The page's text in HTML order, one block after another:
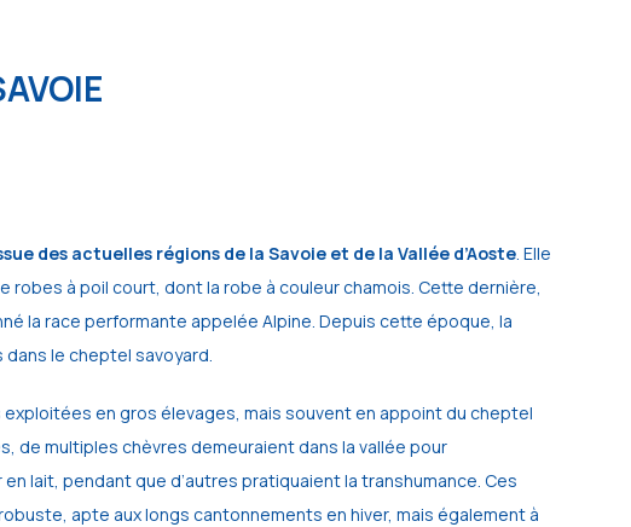
des actuelles régions de la Savoie et de la Vallée d’Aoste. Elle
robes à poil court, dont la robe à couleur chamois. Cette dernière,
la race performante appelée Alpine. Depuis cette époque, la
le cheptel savoyard.
exploitées en gros élevages, mais souvent en appoint du cheptel
de multiples chèvres demeuraient dans la vallée pour
en lait, pendant que d’autres pratiquaient la transhumance. Ces
apte aux longs cantonnements en hiver, mais également à